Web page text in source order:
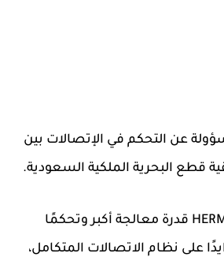
عن التحكم في الإتصالات بين
قطع البحرية الملكية السعودية.
توفر منظومة HERMESYS قدرة معالجة أكبر وتحكمًا
على نظام الاتصالات المتكامل،